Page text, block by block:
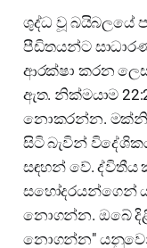
ශුද්ධ වූ බයිබලයේ
පීඩිතයන්ට
ආරක්ෂා කරන
ඇත. නික්මයාම
නොකරන්න.
සිටි බැවින්
සඳහන් වේ. ද්විතීය
සහෝදරයන්ගෙන්
නොගන්න. ඔබේ
නොගන්න"